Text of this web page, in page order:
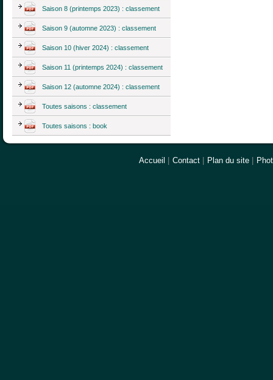
Saison 8 (printemps 2023) : classement
Saison 9 (automne 2023) : classement
Saison 10 (hiver 2024) : classement
Saison 11 (printemps 2024) : classement
Saison 12 (automne 2024) : classement
Toutes saisons : classement
Toutes saisons : book
Accueil | Contact | Plan du site |